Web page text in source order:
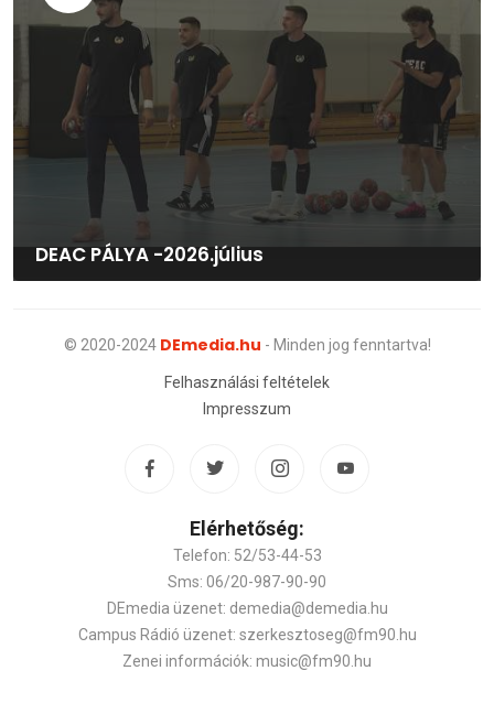
DEAC PÁLYA -2026.július
© 2020-2024 DEmedia.hu - Minden jog fenntartva!
Felhasználási feltételek
Impresszum
Elérhetőség:
Telefon: 52/53-44-53
Sms: 06/20-987-90-90
DEmedia üzenet: demedia@demedia.hu
Campus Rádió üzenet: szerkesztoseg@fm90.hu
Zenei információk: music@fm90.hu